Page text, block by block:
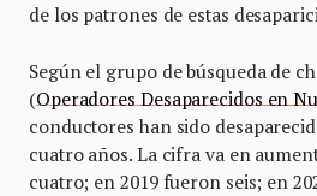
de los patrones de estas
Según el grupo de búsqueda de
(Operadores Desaparecidos en
conductores han sido
cuatro años. La cifra va en
cuatro; en 2019 fueron seis; en